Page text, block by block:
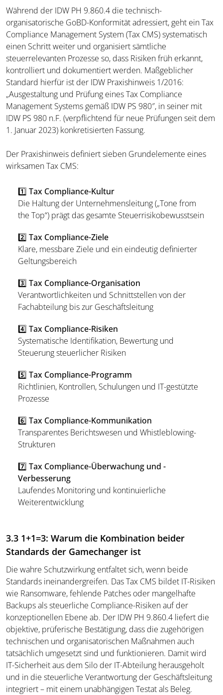
Während der IDW PH 9.860.4 die technisch-
organisatorische GoBD-Konformität adressiert, geht ein Tax
Compliance Management System (Tax CMS) systematisch
einen Schritt weiter und organisiert sämtliche
steuerrelevanten Prozesse so, dass Risiken früh erkannt,
kontrolliert und dokumentiert werden. Maßgeblicher
Standard hierfür ist der IDW Praxishinweis 1/2016:
„Ausgestaltung und Prüfung eines Tax Compliance
Management Systems gemäß IDW PS 980″, in seiner mit
IDW PS 980 n.F. (verpflichtend für neue Prüfungen seit dem
1. Januar 2023) konkretisierten Fassung.
Der Praxishinweis definiert sieben Grundelemente eines
wirksamen Tax CMS:
1️⃣ Tax Compliance-Kultur
Die Haltung der Unternehmensleitung („Tone from
the Top“) prägt das gesamte Steuerrisikobewusstsein
2️⃣ Tax Compliance-Ziele
Klare, messbare Ziele und ein eindeutig definierter
Geltungsbereich
3️⃣ Tax Compliance-Organisation
Verantwortlichkeiten und Schnittstellen von der
Fachabteilung bis zur Geschäftsleitung
4️⃣ Tax Compliance-Risiken
Systematische Identifikation, Bewertung und
Steuerung steuerlicher Risiken
5️⃣ Tax Compliance-Programm
Richtlinien, Kontrollen, Schulungen und IT-gestützte
Prozesse
6️⃣ Tax Compliance-Kommunikation
Transparentes Berichtswesen und Whistleblowing-
Strukturen
7️⃣ Tax Compliance-Überwachung und -
Verbesserung
Laufendes Monitoring und kontinuierliche
Weiterentwicklung
3.3 1+1=3: Warum die Kombination beider
Standards der Gamechanger ist
Die wahre Schutzwirkung entfaltet sich, wenn beide
Standards ineinandergreifen. Das Tax CMS bildet IT-Risiken
wie Ransomware, fehlende Patches oder mangelhafte
Backups als steuerliche Compliance-Risiken auf der
konzeptionellen Ebene ab. Der IDW PH 9.860.4 liefert die
objektive, prüferische Bestätigung, dass die zugehörigen
technischen und organisatorischen Maßnahmen auch
tatsächlich umgesetzt sind und funktionieren. Damit wird
IT-Sicherheit aus dem Silo der IT-Abteilung herausgeholt
und in die steuerliche Verantwortung der Geschäftsleitung
integriert – mit einem unabhängigen Testat als Beleg.